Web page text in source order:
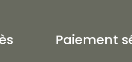
Paiement